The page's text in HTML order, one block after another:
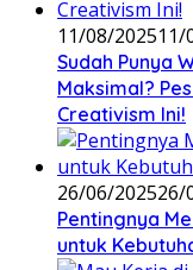
11/08/202511/
Sudah Punya
Maksimal?
Creativism Ini!
26/06/202526/
Pentingnya
untuk